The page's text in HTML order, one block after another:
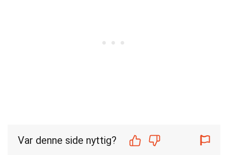
Var denne side nyttig?